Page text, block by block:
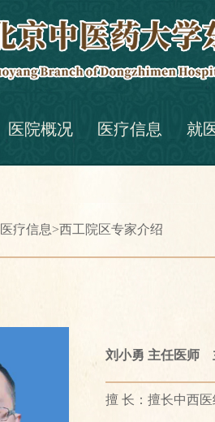
医院概况 医疗信息 就
医疗信息>西工院区专家介绍
刘小勇 主任医师
擅 长：擅长中西